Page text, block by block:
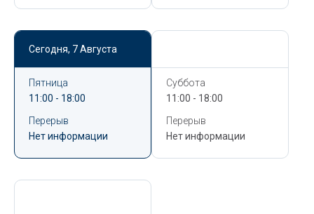
Сегодня, 7 Августа
Пятница
11:00 - 18:00
Перерыв
Нет информации
Суббота
11:00 - 18:00
Перерыв
Нет информации